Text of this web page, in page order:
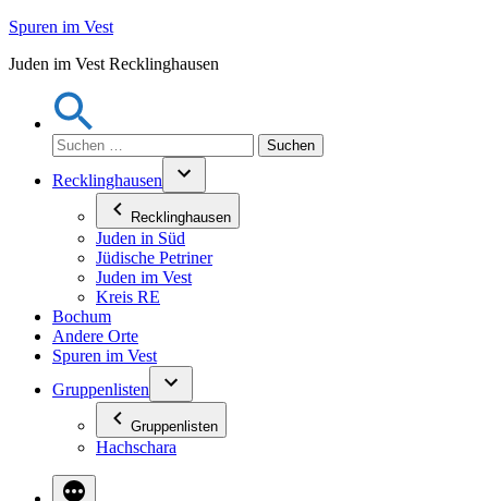
Zum
springen
Spuren im Vest
Juden im Vest Recklinghausen
Suchen
nach:
Recklinghausen
Recklinghausen
Juden in Süd
Jüdische Petriner
Juden im Vest
Kreis RE
Bochum
Andere Orte
Spuren im Vest
Gruppenlisten
Gruppenlisten
Hachschara